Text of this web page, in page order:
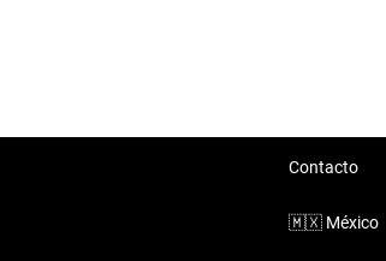
Contacto
🇲🇽 México